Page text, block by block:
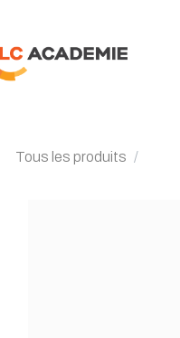
Tous les produits